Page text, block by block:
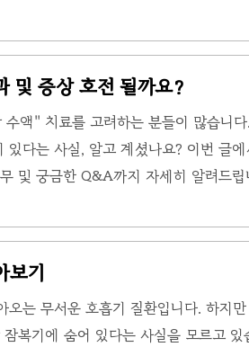
이 독감과 감기를 비슷한 질병으로 생
인데요, 이 바이러스는 기침, 재채기 등
심하고 전염력이 강합니다. 감기는 다
호흡기 감염인데, 증상이 비교적 가벼
및 증상 호전 될까요?
액" 치료를 고려하는 분들이 많습니
있다는 사실, 알고 계셨나요? 이번 글
및 궁금한 Q&A까지 자세히 알려드
미플루와 효과가 비슷하지만, 빠른 효
리하며, 동거인 중 고위험군이 있다면
림 유발하지 않으니 처방받은 기간 동
무관하나, 대중탕은 전염 위험으로 피
보기
오는 무서운 호흡기 질환입니다. 하지
복기에 숨어 있다는 사실을 모르고 있